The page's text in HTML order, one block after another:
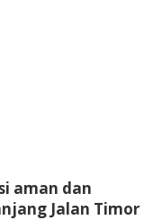
aman dan
Jalan Timor